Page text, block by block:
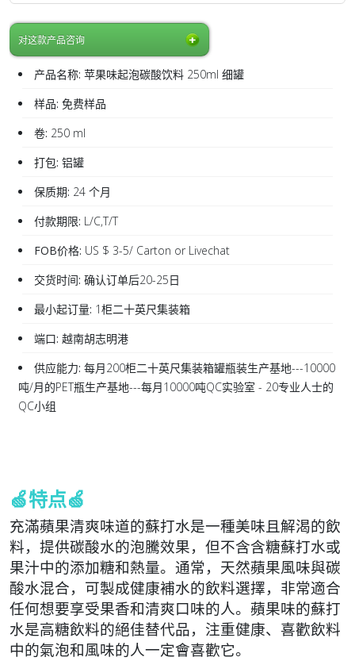
对这款产品咨询
产品名称: 苹果味起泡碳酸饮料 250ml 细罐
样品: 免费样品
卷: 250 ml
打包: 铝罐
保质期: 24 个月
付款期限: L/C,T/T
FOB价格: US $ 3-5/ Carton or Livechat
交货时间: 确认订单后20-25日
最小起订量: 1柜二十英尺集装箱
端口: 越南胡志明港
供应能力: 每月200柜二十英尺集装箱罐瓶装生产基地---10000
吨/月的PET瓶生产基地---每月10000吨QC实验室 - 20专业人士的
QC小组
🍏特点🍏
充滿蘋果清爽味道的蘇打水是一種美味且解渴的飲
料，提供碳酸水的泡騰效果，但不含含糖蘇打水或
果汁中的添加糖和熱量。通常，天然蘋果風味與碳
酸水混合，可製成健康補水的飲料選擇，非常適合
任何想要享受果香和清爽口味的人。蘋果味的蘇打
水是高糖飲料的絕佳替代品，注重健康、喜歡飲料
中的氣泡和風味的人一定會喜歡它。